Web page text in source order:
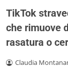
TikTok
che rimuove
rasatura o
Claudia